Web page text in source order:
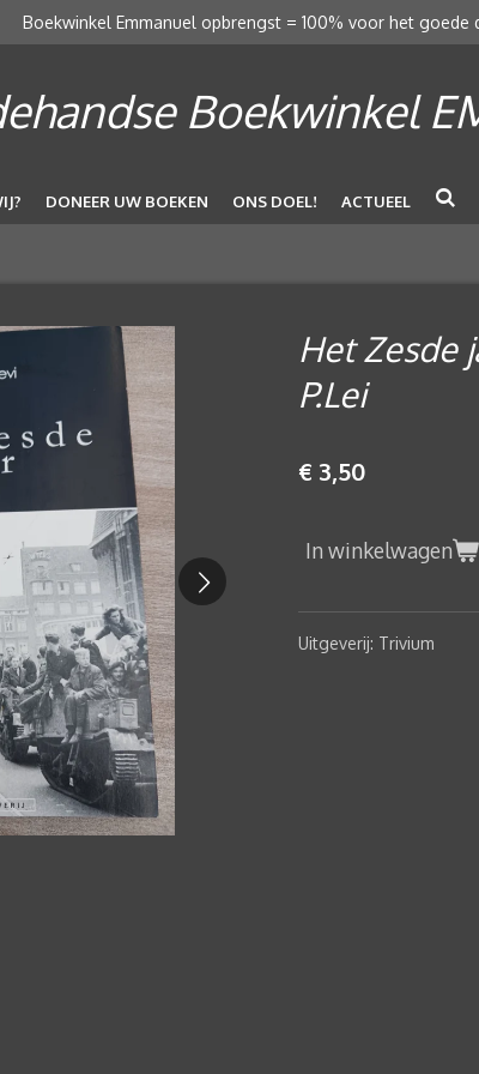
Boekwinkel Emmanuel opbrengst = 100% voor het goede
Boekwinkel
DONEER UW BOEKEN ONS DOEL! ACTUEEL
Het Zesde
P.Lei
€ 3,50
In winkelwagen
Uitgeverij: Trivium